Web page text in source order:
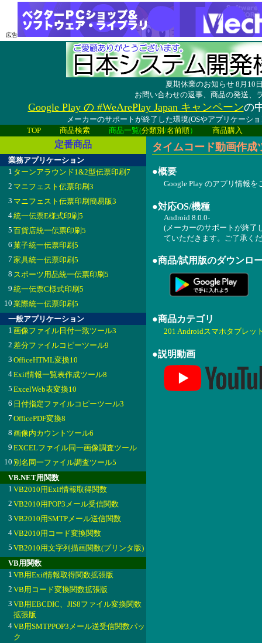
広告
夏期休業のお知らせ 8月10
お問い合わせの返事、商品の発送、
Google Play の #WeArePlay Japan キャンペーンの
メーカーのサポートが終了した環境(OSやアプリケーシ
TOP
商品検索 商品一覧(分類別 /名前順） 商品購入
定番商品
業務アプリケーション
1 ターンアラウンド1&2型伝票印刷7
2 マニフェスト伝票印刷3
3 マニフェスト伝票印刷簡易版3
4統一伝票E様式印刷5
5 百貨店統一伝票印刷5
6 菓子統一伝票印刷5
7 家具統一伝票印刷5
8 スポーツ用品統一伝票印刷5
9 統一伝票C様式印刷5
10 業際統一伝票印刷5
一般アプリケーション
1 画像ファイル日付一致ツール3
2 差分ファイルコピーツール9
3 OfficeHTML変換10
4Exif情報一覧表作成ツール8
5 ExcelWeb表変換10
6 日付指定ファイルコピーツール3
7 OfficePDF変換8
8 画像内カウントツール6
9 EXCELファイル同一画像調査ツール
10 別名同一ファイル調査ツール5
VB.NET用関数
1 VB2010用Exif情報取得関数
2 VB2010用POP3メール受信関数
3 VB2010用SMTPメール送信関数
4VB2010用コード変換関数
5 VB2010用文字列描画関数(プリンタ版)
VB用関数
1 VB用Exif情報取得関数拡張版
2 VB用コード変換関数拡張版
3 VB用EBCDIC、JIS8ファイル変換関数
拡張版
4VB用SMTPPOP3メール送受信関数パッ
ク
タイムコード動画作
●概要
Google Play のアプリ情報を
●対応OS/機種
Android 8.0.0-
(メーカーのサポートが終了
ていただきます。ご了承く
●商品/試用版のダウンロ
●商品カテゴリ
201 Androidスマホタブレッ
●説明動画